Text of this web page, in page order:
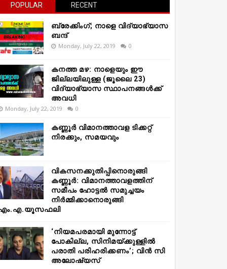
POPULAR RECENT
ബ്രേക്കിംഗ്; നാളെ വിദ്യാഭ്യാസ
ബന്ദ്
Monday, July 22, 2019 0
കനത്ത മഴ: നാളെയും ഈ
ജില്ലയിലുള്ള (ജൂലൈ 23)
വിദ്യാഭ്യാസ സ്ഥാപനങ്ങൾക്ക്
അവധി
Monday, July 22, 2019 0
കണ്ണൂർ വിമാനത്താവള ടിക്കറ്റ്
നിരക്കും, സമയവും
വികസനക്കുതിപ്പിനൊരുങ്ങി
കണ്ണൂർ: വിമാനത്താവളത്തിന്
സമീപം ഹോട്ടൽ സമുച്ചയം
നിർമ്മിക്കാനൊരുങ്ങി
‘നിയമപരമായി മുന്നോട്ട്
പോകില്ല, സിനിമയ്ക്കുള്ളിൽ
പരാതി പരിഹരിക്കണം’; വിൻ സി
അലോഷ്യസ്